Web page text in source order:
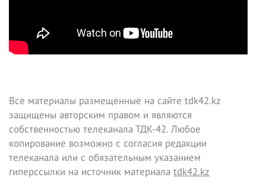
Все материалы размещенные на сайте tdk42.kz
защищены авторским правом и являются
собственностью телеканала ТДК-42. Любое
копирование возможно с согласия редакции
телеканала или с обязательным указанием
гиперссылки на источник материала tdk42.kz